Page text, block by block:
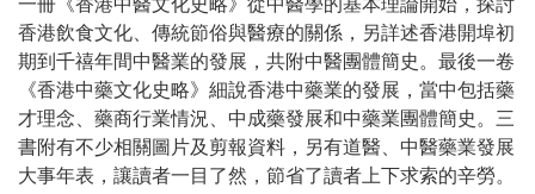
香港飲食文化、傳統節俗與醫療的關係，另詳述香港開埠初
期到千禧年間中醫業的發展，共附中醫團體簡史。最後一卷
《香港中藥文化史略》細說香港中藥業的發展，當中包括藥
才理念、藥商行業情況、中成藥發展和中藥業團體簡史。三
書附有不少相關圖片及剪報資料，另有道醫、中醫藥業發展
大事年表，讓讀者一目了然，節省了讀者上下求索的辛勞。